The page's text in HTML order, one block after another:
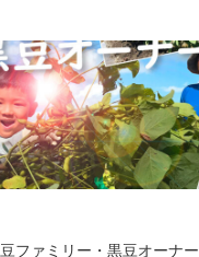
ファミリー・黒豆オーナー